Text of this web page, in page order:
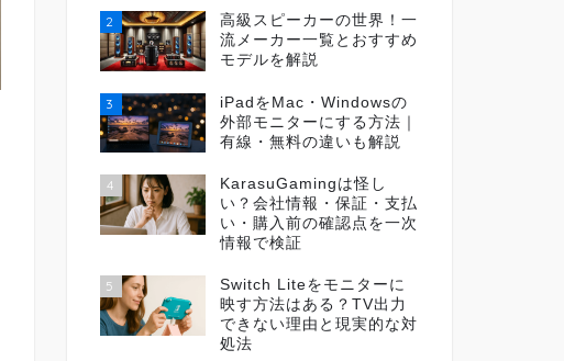
2
高級スピーカーの世界！一
流メーカー一覧とおすすめ
モデルを解説
3
iPadをMac・Windowsの
外部モニターにする方法｜
有線・無料の違いも解説
4
KarasuGamingは怪し
い？会社情報・保証・支払
い・購入前の確認点を一次
情報で検証
5
Switch Liteをモニターに
映す方法はある？TV出力
できない理由と現実的な対
処法